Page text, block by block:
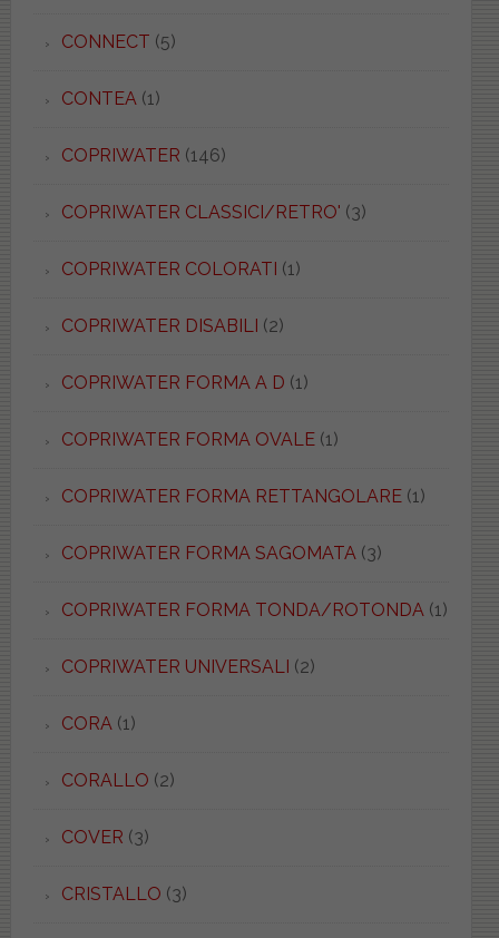
CONNECT (5)
CONTEA (1)
COPRIWATER (146)
COPRIWATER CLASSICI/RETRO' (3)
COPRIWATER COLORATI (1)
COPRIWATER DISABILI (2)
COPRIWATER FORMA A D (1)
COPRIWATER FORMA OVALE(1)
COPRIWATER FORMA RETTANGOLARE(1)
COPRIWATER FORMA SAGOMATA (3)
COPRIWATER FORMA TONDA/ROTONDA (1)
COPRIWATER UNIVERSALI (2)
CORA (1)
CORALLO (2)
COVER (3)
CRISTALLO (3)